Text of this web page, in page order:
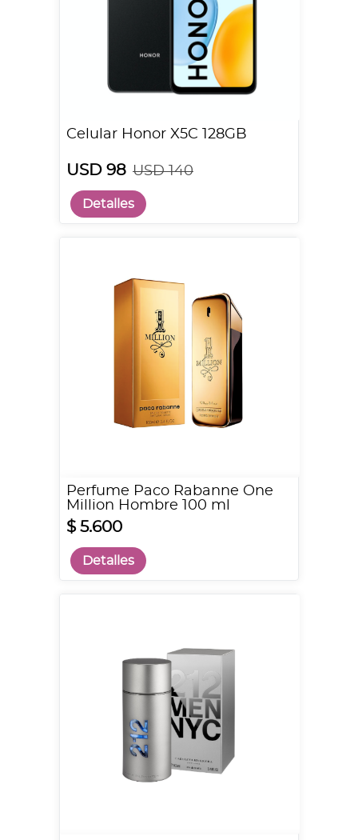
Celular Honor X5C 128GB
USD 98 USD 140
Detalles
Perfume Paco Rabanne One
Million Hombre 100 ml
$ 5.600
Detalles